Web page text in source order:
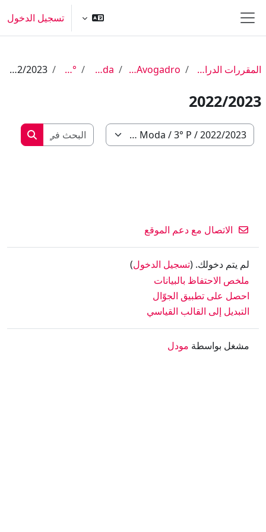
واجهة جانبية
تسجيل الدخول
المقررات الدراسية IIS Avogadro
Moda
3° P
2022/2023
2022/2023
تصنيفات المقررات
البحث في
البحث
الاتصال مع دعم الموقع
لم يتم دخولك. (تسجيل الدخول)
ملخص الاحتفاظ بالبيانات
احصل على تطبيق الجوّال
التبديل إلى القالب القياسي
مشغل بواسطة مودل